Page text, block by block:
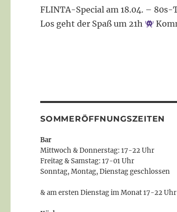
FLINTA-Special am 18.04. –
Los geht der Spaß um 21h
SOMMERÖFFNUNGSZEITEN
Bar
Mittwoch & Donnerstag: 17-22 Uhr
Freitag & Samstag: 17-01 Uhr
Sonntag, Montag, Dienstag geschlossen
& am ersten Dienstag im Monat 17-22